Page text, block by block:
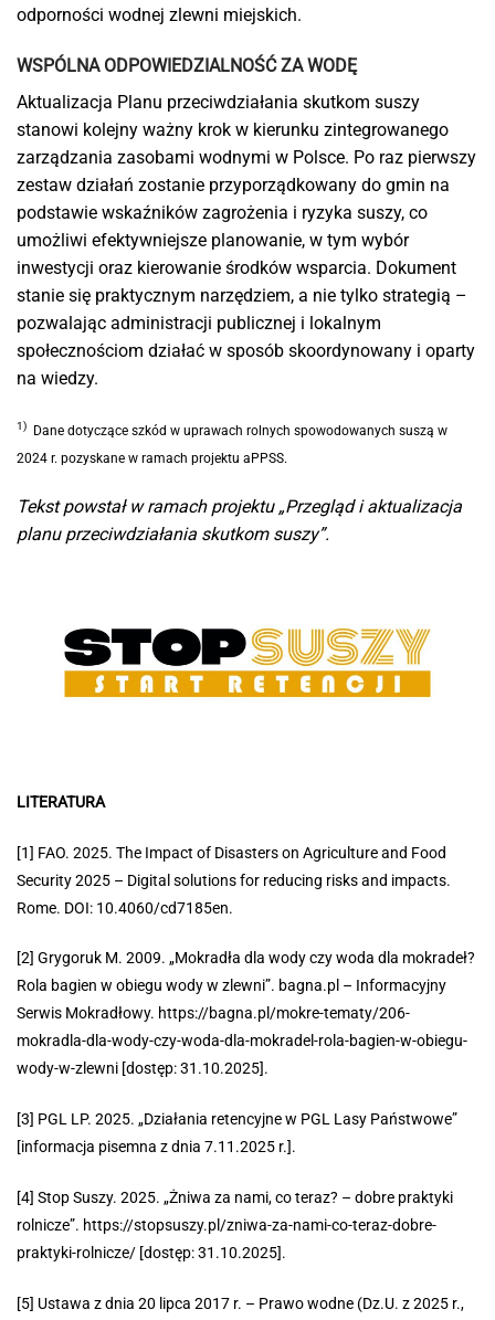
odporności wodnej zlewni miejskich.
WSPÓLNA ODPOWIEDZIALNOŚĆ ZA WODĘ
Aktualizacja Planu przeciwdziałania skutkom suszy
stanowi kolejny ważny krok w kierunku zintegrowanego
zarządzania zasobami wodnymi w Polsce. Po raz pierwszy
zestaw działań zostanie przyporządkowany do gmin na
podstawie wskaźników zagrożenia i ryzyka suszy, co
umożliwi efektywniejsze planowanie, w tym wybór
inwestycji oraz kierowanie środków wsparcia. Dokument
stanie się praktycznym narzędziem, a nie tylko strategią –
pozwalając administracji publicznej i lokalnym
społecznościom działać w sposób skoordynowany i oparty
na wiedzy.
1)
Dane dotyczące szkód w uprawach rolnych spowodowanych suszą w
2024 r. pozyskane w ramach projektu aPPSS.
Tekst powstał w ramach projektu „Przegląd i aktualizacja
planu przeciwdziałania skutkom suszy”.
LITERATURA
[1] FAO. 2025. The Impact of Disasters on Agriculture and Food
Security 2025 – Digital solutions for reducing risks and impacts.
Rome. DOI: 10.4060/cd7185en.
[2] Grygoruk M. 2009. „Mokradła dla wody czy woda dla mokradeł?
Rola bagien w obiegu wody w zlewni”. bagna.pl – Informacyjny
Serwis Mokradłowy. https://bagna.pl/mokre-tematy/206-
mokradla-dla-wody-czy-woda-dla-mokradel-rola-bagien-w-obiegu-
wody-w-zlewni [dostęp: 31.10.2025].
[3] PGL LP. 2025. „Działania retencyjne w PGL Lasy Państwowe”
[informacja pisemna z dnia 7.11.2025 r.].
[4] Stop Suszy. 2025. „Żniwa za nami, co teraz? – dobre praktyki
rolnicze”. https://stopsuszy.pl/zniwa-za-nami-co-teraz-dobre-
praktyki-rolnicze/ [dostęp: 31.10.2025].
[5] Ustawa z dnia 20 lipca 2017 r. – Prawo wodne (Dz.U. z 2025 r.,